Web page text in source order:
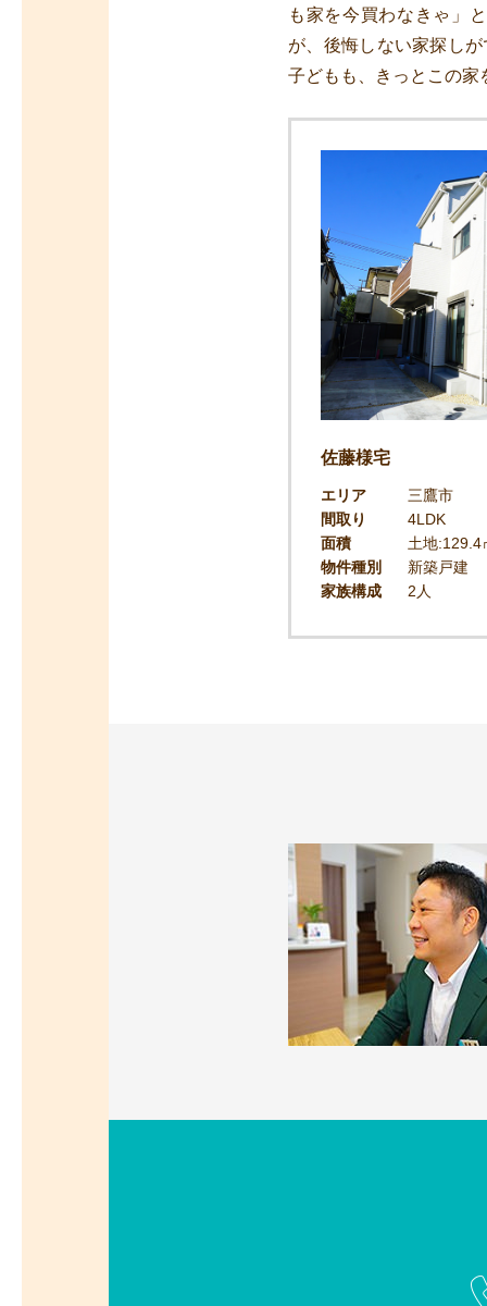
も家を今買わなきゃ」
が、後悔しない家探し
子どもも、きっとこの家
佐藤様宅
エリア
三鷹市
間取り
4LDK
面積
土地
物件種別
新築戸建
家族構成
2人